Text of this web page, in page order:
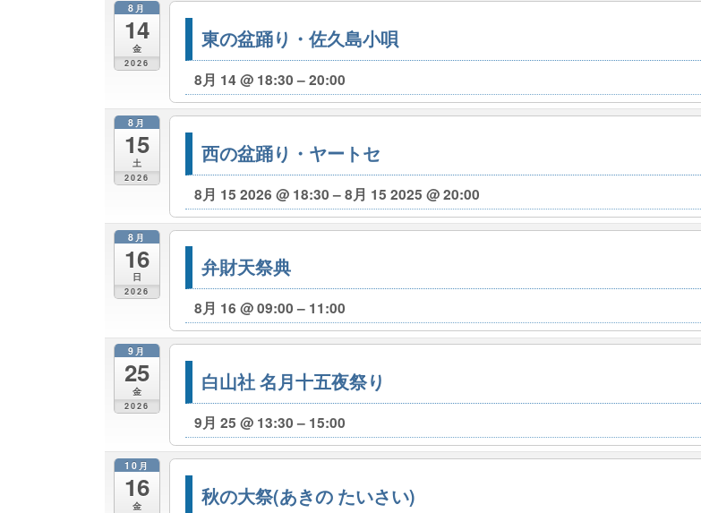
8月
14
金
2026
東の盆踊り・佐久島小唄
8月 14 @ 18:30 – 20:00
8月
15
土
2026
西の盆踊り・ヤートセ
8月 15 2026 @ 18:30 – 8月 15 2025 @ 20:00
8月
16
日
2026
弁財天祭典
8月 16 @ 09:00 – 11:00
9月
25
金
2026
白山社 名月十五夜祭り
9月 25 @ 13:30 – 15:00
10月
16
金 秋の大祭(あきの たいさい)